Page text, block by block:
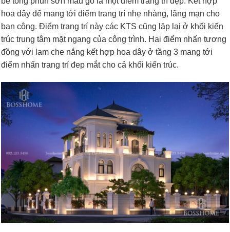
hoa dây để mang tới điểm trang trí nhẹ nhàng, lãng mạn cho
ban công. Điểm trang trí này các KTS cũng lặp lại ở khối kiến
trúc trung tâm mặt ngang của công trình. Hai điểm nhấn tương
đồng với lam che nắng kết hợp hoa dây ở tầng 3 mang tới
điểm nhấn trang trí đep mắt cho cả khối kiến trúc.